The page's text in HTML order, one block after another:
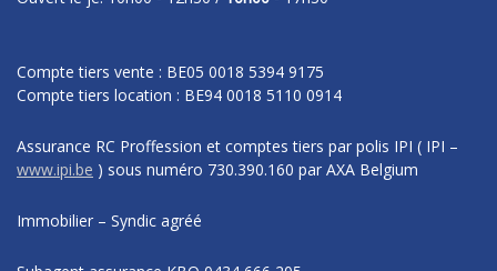
Compte tiers vente : BE05 0018 5394 9175
Compte tiers location : BE94 0018 5110 0914
Assurance RC Proffession et comptes tiers par polis IPI ( IPI –
www.ipi.be ) sous numéro 730.390.160 par AXA Belgium
Immobilier – Syndic agréé